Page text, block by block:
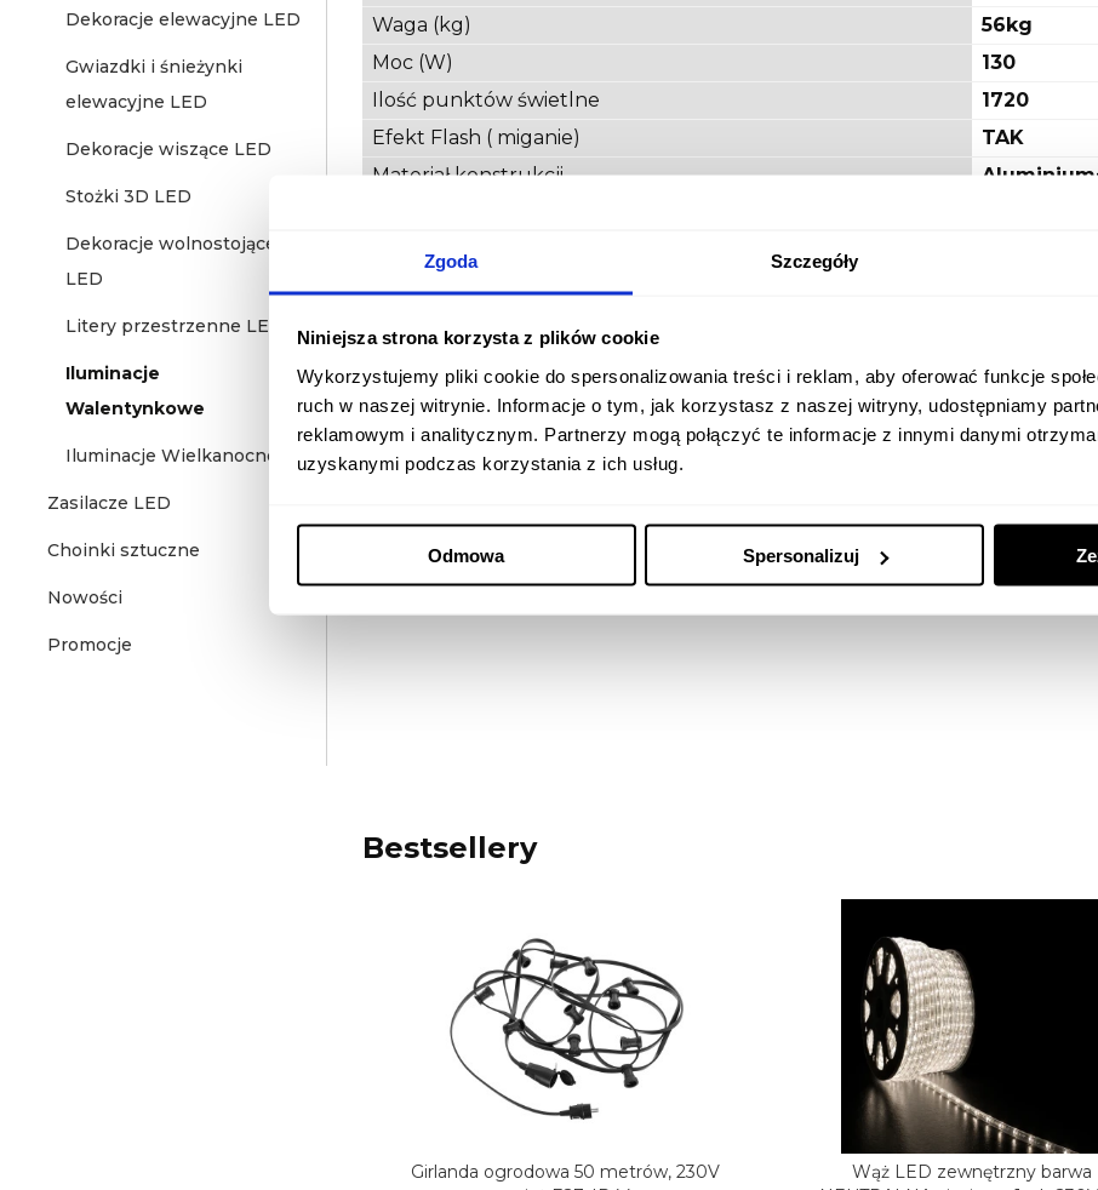
Zgoda Szczegóły
Niniejsza strona korzysta z plików cookie
Wykorzystujemy pliki cookie do spersonalizowania treści i reklam, aby oferować funkcje
ruch w naszej witrynie. Informacje o tym, jak korzystasz z naszej witryny, udostępniamy
reklamowym i analitycznym. Partnerzy mogą połączyć te informacje z innymi danymi
uzyskanymi podczas korzystania z ich usług.
Odmowa Spersonalizuj
Dekoracje elewacyjne LED
Gwiazdki i śnieżynki
elewacyjne LED
Dekoracje wiszące LED
Stożki 3D LED
Dekoracje wolnostojące 3D
LED
Litery przestrzenne LED
Iluminacje
Walentynkowe
Iluminacje Wielkanocne
Zasilacze LED
Choinki sztuczne
Nowości
Promocje
Waga (kg)
56kg
Moc (W)
130
Ilość punktów świetlne
1720
Efekt Flash ( miganie)
TAK
Materiał konstrukcji
Szerokość
Wysokość
Opinie
Produkt nie posiada
Bestsellery
Girlanda ogrodowa 50 metrów, 230V
Wąż LED zewnętrzny barwa